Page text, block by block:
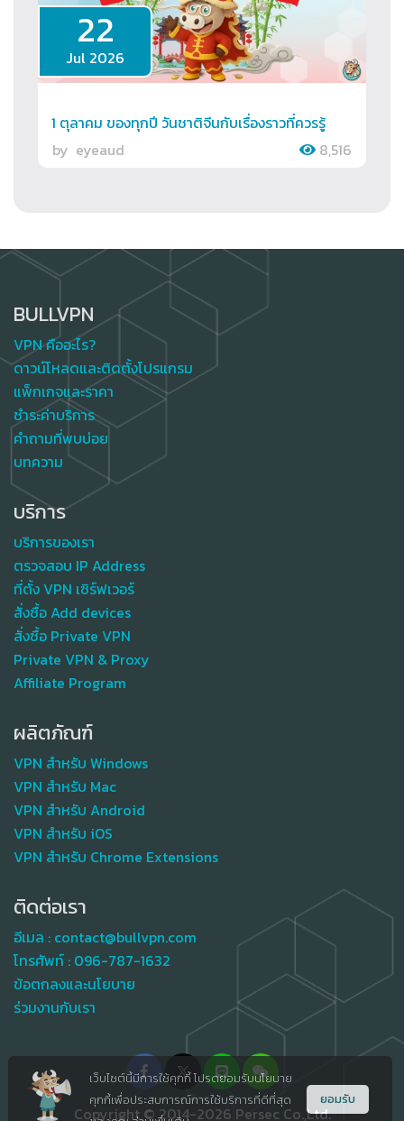
22
Jul 2026
1 ตุลาคม ของทุกปี วันชาติจีนกับเรื่องราวที่ควรรู้
by eyeaud 8,516
เว็บไซต์นี้มีการใช้คุกกี้ โปรดยอมรับนโยบาย
คุกกี้เพื่อประสบการณ์การใช้บริการที่ดีที่สุด
ยอมรับ
BULLVPN
VPN คืออะไร?
ดาวน์โหลดและติดตั้งโปรแกรม
แพ็กเกจและราคา
ชำระค่าบริการ
คำถามที่พบบ่อย
บทความ
บริการ
บริการของเรา
ตรวจสอบ IP Address
ที่ตั้ง VPN เซิร์ฟเวอร์
สั่งซื้อ Add devices
สั่งซื้อ Private VPN
Private VPN & Proxy
Affiliate Program
ผลิตภัณฑ์
VPN สำหรับ Windows
VPN สำหรับ Mac
VPN สำหรับ Android
VPN สำหรับ iOS
VPN สำหรับ Chrome Extensions
ติดต่อเรา
อีเมล : contact@bullvpn.com
โทรศัพท์ : 096-787-1632
ข้อตกลงและนโยบาย
ร่วมงานกับเรา
Copyright © 2014-2026 Persec Co.,Ltd.